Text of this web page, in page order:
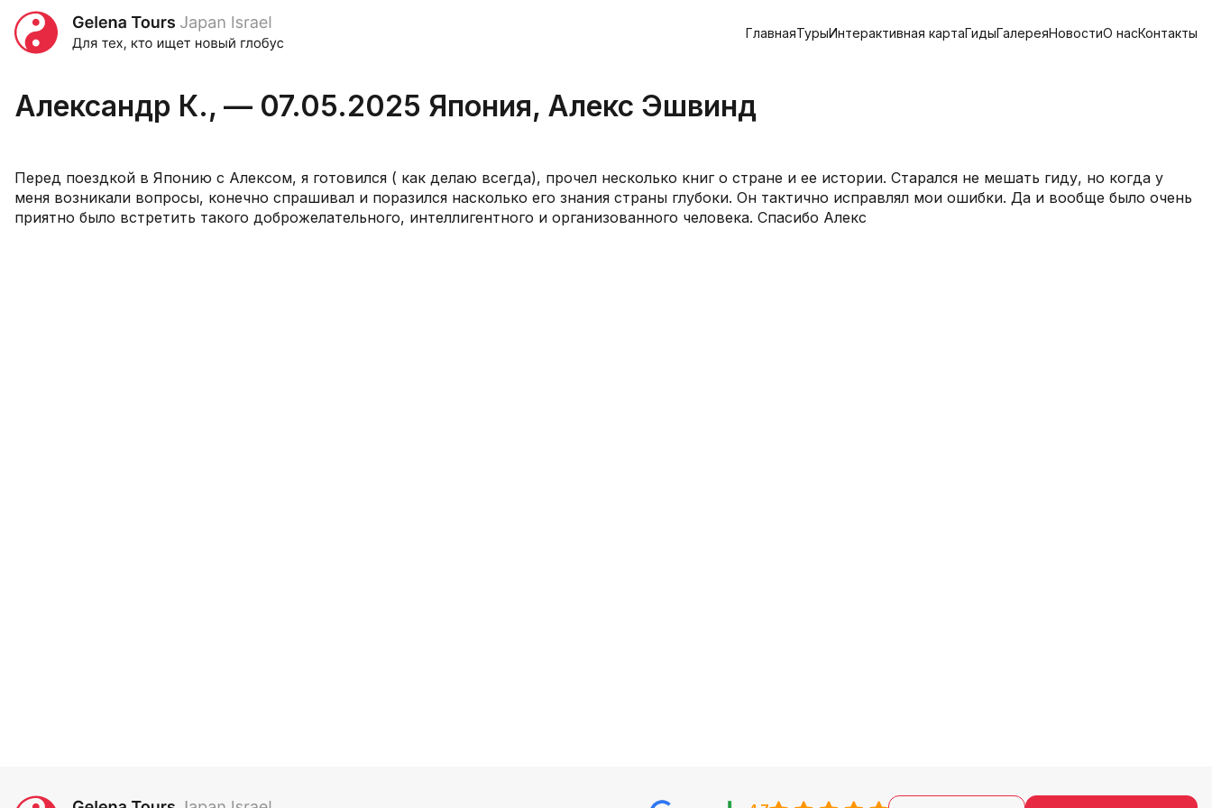
ГлавнаяТурыИнтерактивная картаГидыГалереяНовостиО насКонтакты
Александр К., — 07.05.2025 Япония, Алекс Эшвинд
Перед поездкой в Японию с Алексом, я готовился ( как делаю всегда), прочел несколько книг о стране и ее истории. Старался не мешать гиду, но когда у
меня возникали вопросы, конечно спрашивал и поразился насколько его знания страны глубоки. Он тактично исправлял мои ошибки. Да и вообще было очень
приятно было встретить такого доброжелательного, интеллигентного и организованного человека. Спасибо Алекс